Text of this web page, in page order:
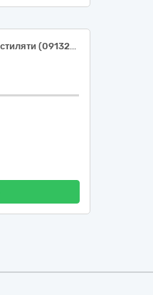
Код 09130000-9 – Нафта і дистиляти (09132000-3 – Бензин А-95 Євро 5 (ДСТУ 7687:2015); 09134200-9–Дизельне паливо Євро-5, (ДСТУ 7688:2015))